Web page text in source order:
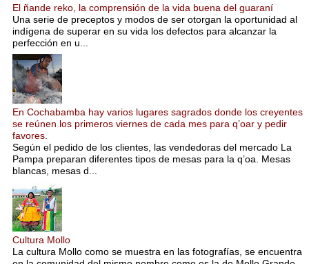
El ñande reko, la comprensión de la vida buena del guaraní
Una serie de preceptos y modos de ser otorgan la oportunidad al
indígena de superar en su vida los defectos para alcanzar la
perfección en u...
En Cochabamba hay varios lugares sagrados donde los creyentes
se reúnen los primeros viernes de cada mes para q’oar y pedir
favores.
Según el pedido de los clientes, las vendedoras del mercado La
Pampa preparan diferentes tipos de mesas para la q’oa. Mesas
blancas, mesas d...
Cultura Mollo
La cultura Mollo como se muestra en las fotografías, se encuentra